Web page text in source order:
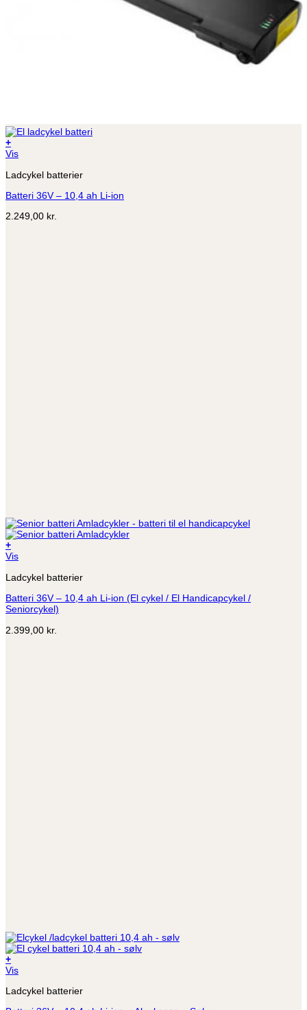
+
Vis
Ladcykel batterier
Batteri 36V – 10,4 ah Li-ion
2.249,00 kr.
+
Vis
Ladcykel batterier
Batteri 36V – 10,4 ah Li-ion (El cykel / El Handicapcykel /
Seniorcykel)
2.399,00 kr.
+
Vis
Ladcykel batterier